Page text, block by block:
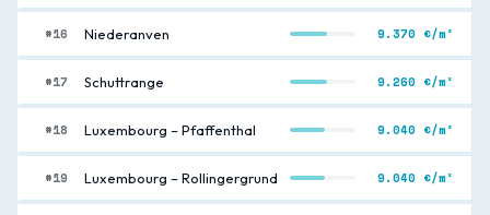
#16 Niederanven 9.370 €/m²
#17 Schuttrange 9.260 €/m²
#18 Luxembourg – Pfaffenthal 9.040 €/m²
#19 Luxembourg – Rollingergrund 9.040 €/m²